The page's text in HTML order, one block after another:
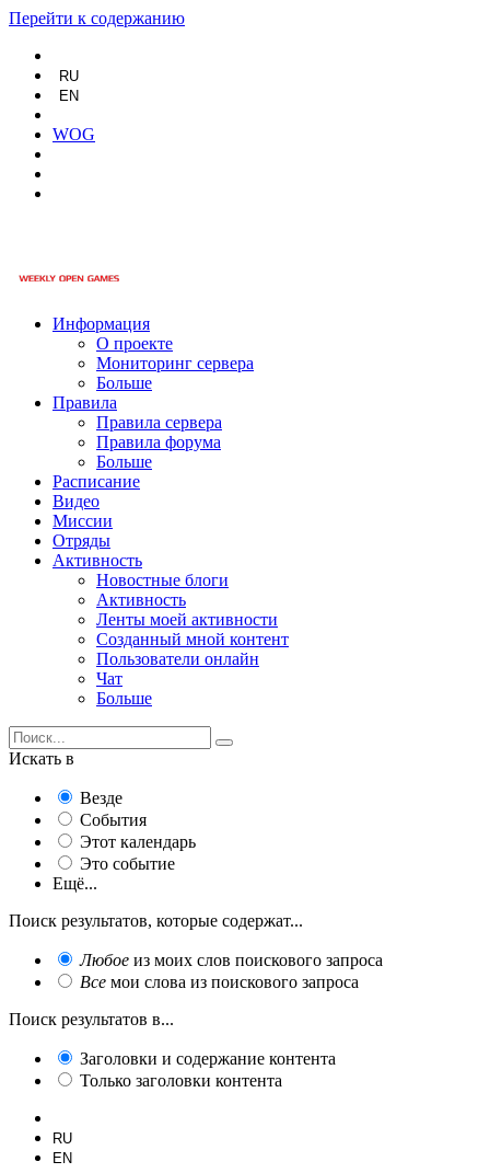
Перейти к содержанию
RU
EN
WOG
Информация
О проекте
Мониторинг сервера
Больше
Правила
Правила сервера
Правила форума
Больше
Расписание
Видео
Миссии
Отряды
Активность
Новостные блоги
Активность
Ленты моей активности
Созданный мной контент
Пользователи онлайн
Чат
Больше
Искать в
Везде
События
Этот календарь
Это событие
Ещё...
Поиск результатов, которые содержат...
Любое из моих слов поискового запроса
Все мои слова из поискового запроса
Поиск результатов в...
Заголовки и содержание контента
Только заголовки контента
RU
EN